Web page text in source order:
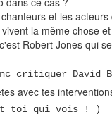
et les
la même chose
Robert Jones qui
critiquer David
avec tes
toi qui vois ! )